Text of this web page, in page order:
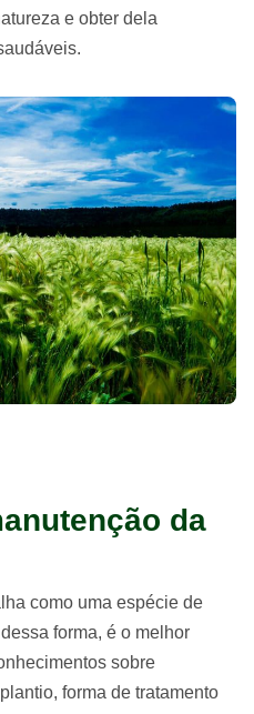
e obter dela
da
como uma espécie de
forma, é o melhor
sobre
forma de tratamento